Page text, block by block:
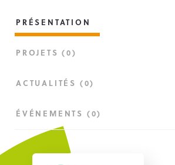
PRÉSENTATION
PROJETS (0)
ACTUALITÉS (0)
ÉVÉNEMENTS (0)